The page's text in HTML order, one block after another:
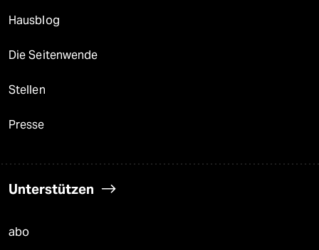
Hausblog
Die Seitenwende
Stellen
Presse
Unterstützen
abo